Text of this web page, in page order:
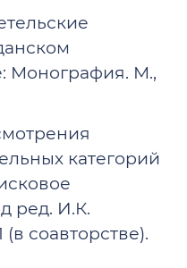
Монография. М.,
категорий
ред. И.К.
соавторстве).